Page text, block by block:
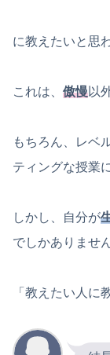
に教えたいと思
これは、 傲慢以
もちろん、レベ
ティングな授業
しかし、自分が
でしかありません
「教えたい人に